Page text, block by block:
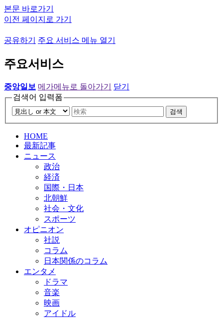
본문 바로가기
이전 페이지로 가기
공유하기 주요 서비스 메뉴 열기
주요서비스
중앙일보 메가메뉴로 돌아가기
닫기
검색어 입력폼
검색
HOME
最新記事
ニュース
政治
経済
国際・日本
北朝鮮
社会・文化
スポーツ
オピニオン
社説
コラム
日本関係のコラム
エンタメ
ドラマ
音楽
映画
アイドル